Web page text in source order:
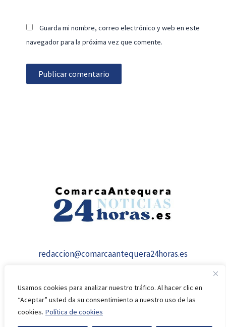
Usamos cookies para analizar nuestro tráfico. Al hacer clic en
“Aceptar” usted da su consentimiento a nuestro uso de las
cookies. Política de cookies
Guarda mi nombre, correo electrónico y web en este
navegador para la próxima vez que comente.
redaccion@comarcaantequera24horas.es